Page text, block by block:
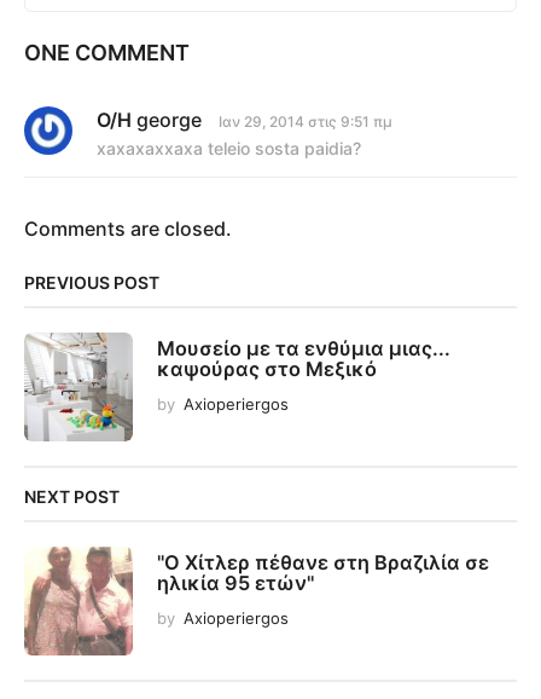
ONE COMMENT
Ο/Η george
έ
ε
Ιαν 29, 2014 στις 9:51 πμ
xaxaxaxxaxa teleio sosta paidia?
Comments are closed.
PREVIOUS POST
Μουσείο με τα ενθύμια μιας...
καψούρας στο Μεξικό
by Axioperiergos
NEXT POST
"O Χίτλερ πέθανε στη Βραζιλία σε
ηλικία 95 ετών"
by Axioperiergos